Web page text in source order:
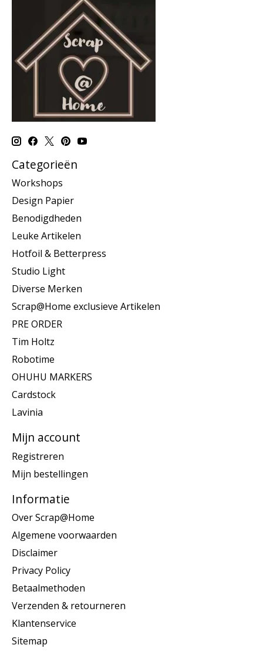
Categorieën
Workshops
Design Papier
Benodigdheden
Leuke Artikelen
Hotfoil & Betterpress
Studio Light
Diverse Merken
Scrap@Home exclusieve Artikelen
PRE ORDER
Tim Holtz
Robotime
OHUHU MARKERS
Cardstock
Lavinia
Mijn account
Registreren
Mijn bestellingen
Informatie
Over Scrap@Home
Algemene voorwaarden
Disclaimer
Privacy Policy
Betaalmethoden
Verzenden & retourneren
Klantenservice
Sitemap